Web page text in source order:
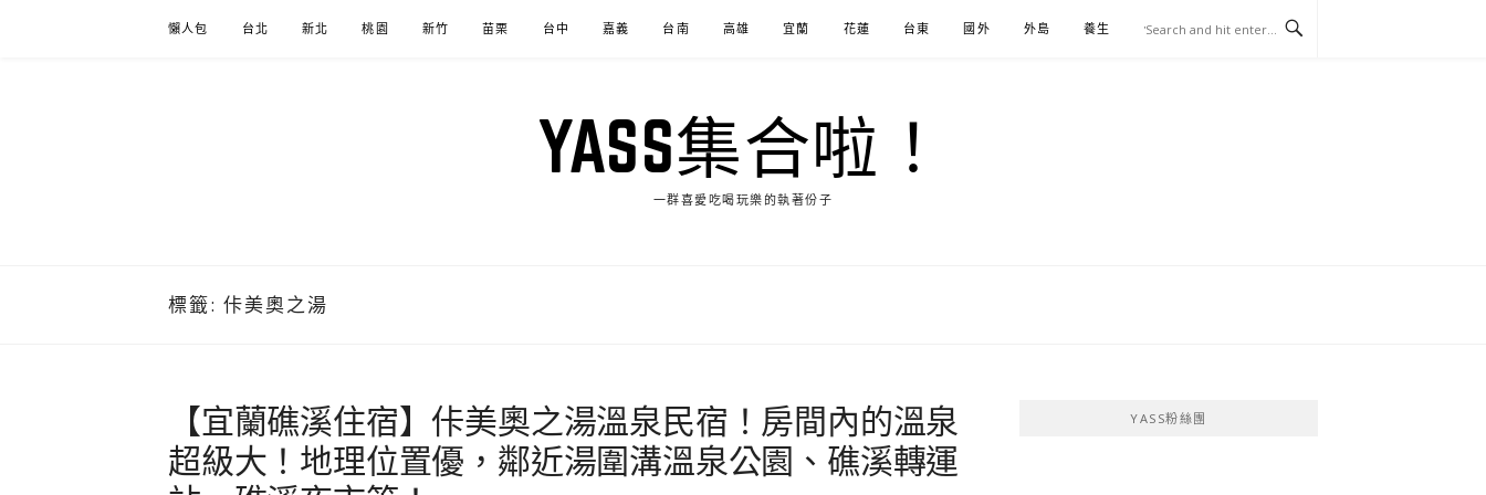
懶人包 台北 新北 桃園 新竹 苗栗 台中 嘉義 台南 高雄 宜蘭 花蓮 台東 國外 外島 養生 伴手禮
YASS集合啦！
一群喜愛吃喝玩樂的執著份子
標籤: 佧美奧之湯
【宜蘭礁溪住宿】佧美奧之湯溫泉民宿！房間內的溫泉
超級大！地理位置優，鄰近湯圍溝溫泉公園、礁溪轉運
YASS粉絲團